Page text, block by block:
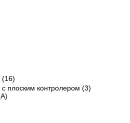
(16)
плоским контролером (3)